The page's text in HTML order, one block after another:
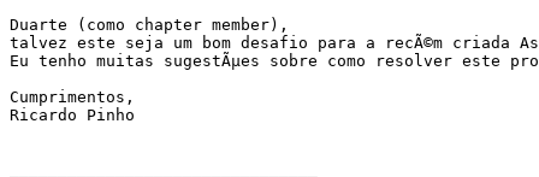
Duarte (como chapter member),
talvez este seja um bom desafio para a recÃ©m criada
Eu tenho muitas sugestÃµes sobre como resolver este
Cumprimentos,
Ricardo Pinho